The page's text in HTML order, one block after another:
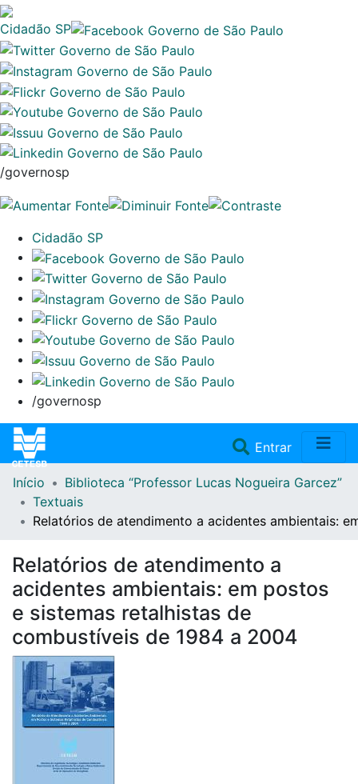
Cidadão SP
/governosp
Cidadão SP
/governosp
Entrar(current)
Home
Repositório
Doações/Aquisições
Fale Conosco
Início
Biblioteca “Professor Lucas Nogueira Garcez”
Textuais
Relatórios de atendimento a acidentes ambientais:
Relatórios de atendimento a
acidentes ambientais: em postos
e sistemas retalhistas de
combustíveis de 1984 a 2004